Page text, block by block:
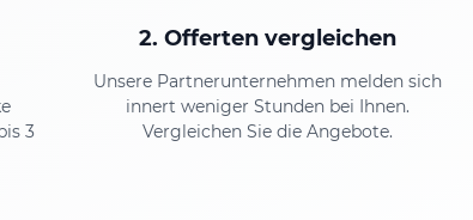
3
2. Offerten vergleichen
Unsere Partnerunternehmen melden sich
innert weniger Stunden bei Ihnen.
Vergleichen Sie die Angebote.